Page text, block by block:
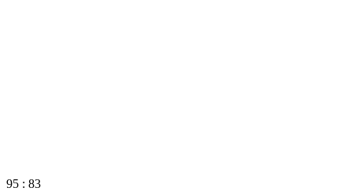
95 : 83